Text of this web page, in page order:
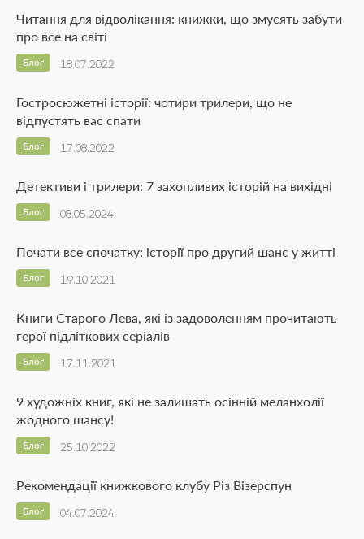
Читання для відволікання: книжки, що змусять забути
про все на світі
18.07.2022
Блог
Гостросюжетні історії: чотири трилери, що не
відпустять вас спати
17.08.2022
Блог
Детективи і трилери: 7 захопливих історій на вихідні
08.05.2024
Блог
Почати все спочатку: історії про другий шанс у житті
19.10.2021
Блог
Книги Старого Лева, які із задоволенням прочитають
герої підліткових серіалів
17.11.2021
Блог
9 художніх книг, які не залишать осінній меланхолії
жодного шансу!
25.10.2022
Блог
Рекомендації книжкового клубу Різ Візерспун
04.07.2024
Блог